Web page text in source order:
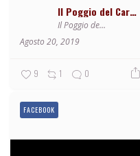
Il Poggio del Cardinale
Il Poggio del Cardinale
Agosto 20, 2019
9 1 0
FACEBOOK